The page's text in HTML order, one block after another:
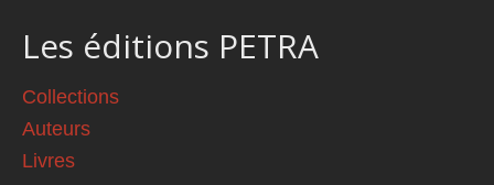
Les éditions PETRA
Collections
Auteurs
Livres